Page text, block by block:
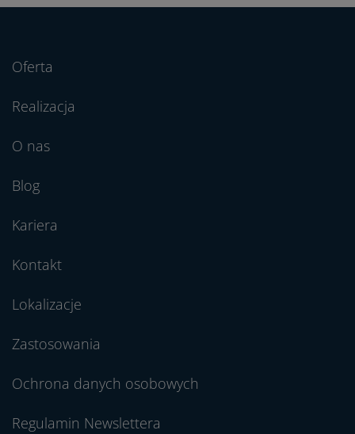
Oferta
Realizacja
O nas
Blog
Kariera
Kontakt
Lokalizacje
Zastosowania
Ochrona danych osobowych
Regulamin Newslettera